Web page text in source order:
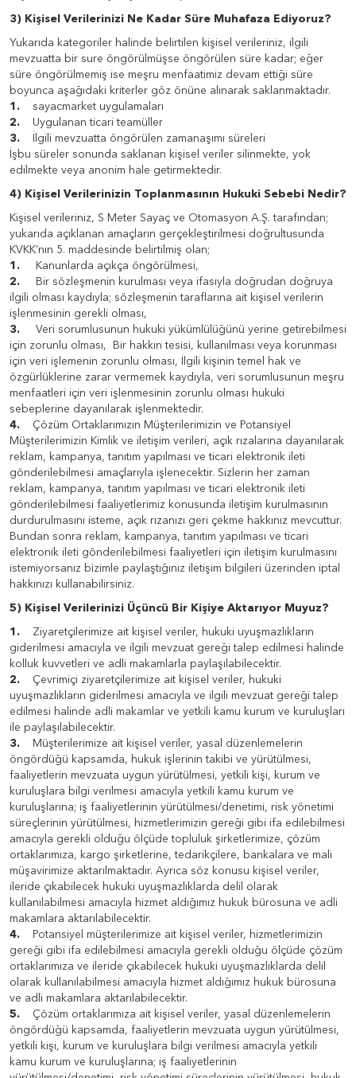
3) Kişisel Verilerinizi Ne Kadar Süre Muhafaza Ediyoruz?
Yukarıda kategoriler halinde belirtilen kişisel verileriniz, ilgili
mevzuatta bir sure öngörülmüşse öngörülen süre kadar; eğer
süre öngörülmemiş ise meşru menfaatimiz devam ettiği süre
boyunca aşağıdaki kriterler göz önüne alınarak saklanmaktadır.
1. sayacmarket uygulamaları
2.
Uygulanan ticari teamüller
3.
İlgili mevzuatta öngörülen zamanaşımı süreleri
İşbu süreler sonunda saklanan kişisel veriler silinmekte, yok
edilmekte veya anonim hale getirmektedir.
4) Kişisel Verilerinizin Toplanmasının Hukuki Sebebi Nedir?
Kişisel verileriniz, S Meter Sayaç ve Otomasyon A.Ş. tarafından;
yukarıda açıklanan amaçların gerçekleştirilmesi doğrultusunda
KVKK’nın 5. maddesinde belirtilmiş olan;
1. Kanunlarda açıkça öngörülmesi,
2. Bir sözleşmenin kurulması veya ifasıyla doğrudan doğruya
ilgili olması kaydıyla; sözleşmenin taraflarına ait kişisel verilerin
işlenmesinin gerekli olması,
3. Veri sorumlusunun hukuki yükümlülüğünü yerine getirebilmesi
için zorunlu olması, Bir hakkın tesisi, kullanılması veya korunması
için veri işlemenin zorunlu olması, İlgili kişinin temel hak ve
özgürlüklerine zarar vermemek kaydıyla, veri sorumlusunun meşru
menfaatleri için veri işlenmesinin zorunlu olması hukuki
sebeplerine dayanılarak işlenmektedir.
4. Çözüm Ortaklarımızın Müşterilerimizin ve Potansiyel
Müşterilerimizin Kimlik ve iletişim verileri, açık rızalarına dayanılarak
reklam, kampanya, tanıtım yapılması ve ticari elektronik ileti
gönderilebilmesi amaçlarıyla işlenecektir. Sizlerin her zaman
reklam, kampanya, tanıtım yapılması ve ticari elektronik ileti
gönderilebilmesi faaliyetlerimiz konusunda iletişim kurulmasının
durdurulmasını isteme, açık rızanızı geri çekme hakkınız mevcuttur.
Bundan sonra reklam, kampanya, tanıtım yapılması ve ticari
elektronik ileti gönderilebilmesi faaliyetleri için iletişim kurulmasını
istemiyorsanız bizimle paylaştığınız iletişim bilgileri üzerinden iptal
hakkınızı kullanabilirsiniz.
5) Kişisel Verilerinizi Üçüncü Bir Kişiye Aktarıyor Muyuz?
1. Ziyaretçilerimize ait kişisel veriler, hukuki uyuşmazlıkların
giderilmesi amacıyla ve ilgili mevzuat gereği talep edilmesi halinde
kolluk kuvvetleri ve adli makamlarla paylaşılabilecektir.
2. Çevrimiçi ziyaretçilerimize ait kişisel veriler, hukuki
uyuşmazlıkların giderilmesi amacıyla ve ilgili mevzuat gereği talep
edilmesi halinde adli makamlar ve yetkili kamu kurum ve kuruluşları
ile paylaşılabilecektir.
3. Müşterilerimize ait kişisel veriler, yasal düzenlemelerin
öngördüğü kapsamda, hukuk işlerinin takibi ve yürütülmesi,
faaliyetlerin mevzuata uygun yürütülmesi, yetkili kişi, kurum ve
kuruluşlara bilgi verilmesi amacıyla yetkili kamu kurum ve
kuruluşlarına; iş faaliyetlerinin yürütülmesi/denetimi, risk yönetimi
süreçlerinin yürütülmesi, hizmetlerimizin gereği gibi ifa edilebilmesi
amacıyla gerekli olduğu ölçüde topluluk şirketlerimize, çözüm
ortaklarımıza, kargo şirketlerine, tedarikçilere, bankalara ve mali
müşavirimize aktarılmaktadır. Ayrıca söz konusu kişisel veriler,
ileride çıkabilecek hukuki uyuşmazlıklarda delil olarak
kullanılabilmesi amacıyla hizmet aldığımız hukuk bürosuna ve adli
makamlara aktarılabilecektir.
4. Potansiyel müşterilerimize ait kişisel veriler, hizmetlerimizin
gereği gibi ifa edilebilmesi amacıyla gerekli olduğu ölçüde çözüm
ortaklarımıza ve ileride çıkabilecek hukuki uyuşmazlıklarda delil
olarak kullanılabilmesi amacıyla hizmet aldığımız hukuk bürosuna
ve adli makamlara aktarılabilecektir.
5. Çözüm ortaklarımıza ait kişisel veriler, yasal düzenlemelerin
öngördüğü kapsamda, faaliyetlerin mevzuata uygun yürütülmesi,
yetkili kişi, kurum ve kuruluşlara bilgi verilmesi amacıyla yetkili
kamu kurum ve kuruluşlarına; iş faaliyetlerinin